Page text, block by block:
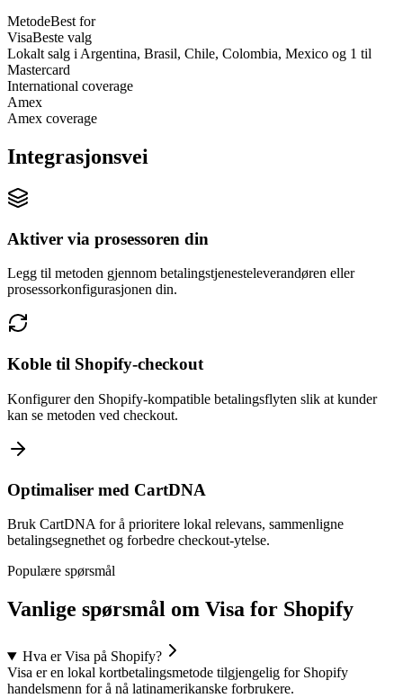
MetodeBest for
VisaBeste valg
Lokalt salg i Argentina, Brasil, Chile, Colombia, Mexico og 1 til
Mastercard
International coverage
Amex
Amex coverage
Integrasjonsvei
Aktiver via prosessoren din
Legg til metoden gjennom betalingstjenesteleverandøren eller
prosessorkonfigurasjonen din.
Koble til Shopify-checkout
Konfigurer den Shopify-kompatible betalingsflyten slik at kunder
kan se metoden ved checkout.
Optimaliser med CartDNA
Bruk CartDNA for å prioritere lokal relevans, sammenligne
betalingsegnethet og forbedre checkout-ytelse.
Populære spørsmål
Vanlige spørsmål om Visa for Shopify
Hva er Visa på Shopify?
Visa er en lokal kortbetalingsmetode tilgjengelig for Shopify
handelsmenn for å nå latinamerikanske forbrukere.